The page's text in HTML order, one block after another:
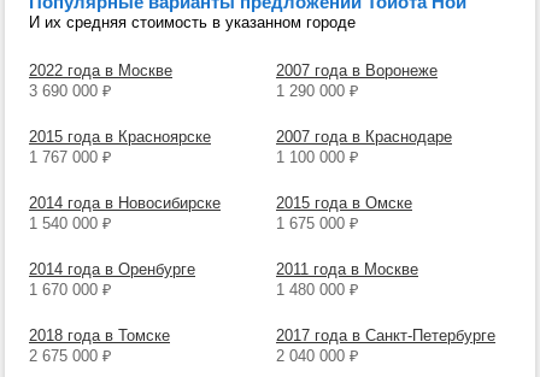
И их средняя стоимость в указанном городе
2022 года в Москве
3 690 000 ₽
2007 года в Воронеже
1 290 000 ₽
2015 года в Красноярске
1 767 000 ₽
2007 года в Краснодаре
1 100 000 ₽
2014 года в Новосибирске
1 540 000 ₽
2015 года в Омске
1 675 000 ₽
2014 года в Оренбурге
1 670 000 ₽
2011 года в Москве
1 480 000 ₽
2018 года в Томске
2 675 000 ₽
2017 года в Санкт-Петербурге
2 040 000 ₽